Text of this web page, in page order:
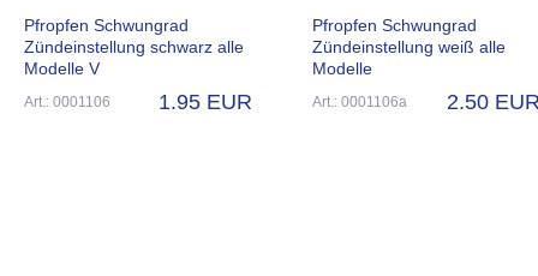
Pfropfen Schwungrad
Zündeinstellung schwarz alle
Modelle V
Art.: 0001106 1.95 EUR
Pfropfen Schwungrad
Zündeinstellung weiß alle
Modelle
Art.: 0001106a 2.50